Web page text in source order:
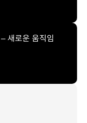
새로운 움직임